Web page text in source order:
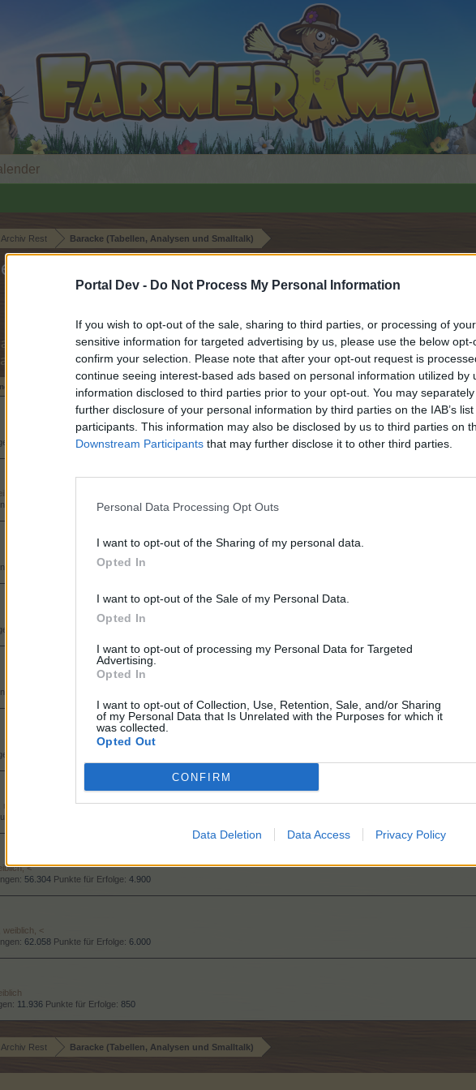
Portal Dev - Do Not Process My Personal Information
If you wish to opt-out of the sale, sharing to third parties, or processing of
sensitive information for targeted advertising by us, please use the below
confirm your selection. Please note that after your opt-out request is
continue seeing interest-based ads based on personal information utilized by
information disclosed to third parties prior to your opt-out. You may
further disclosure of your personal information by third parties on the IAB’s
participants. This information may also be disclosed by us to third parties on
Downstream Participants that may further disclose it to other third parties.
Personal Data Processing Opt Outs
I want to opt-out of the Sharing of my personal data.
Opted In
I want to opt-out of the Sale of my Personal Data.
Opted In
I want to opt-out of processing my Personal Data for Targeted
Advertising.
Opted In
I want to opt-out of Collection, Use, Retention, Sale, and/or Sharing
of my Personal Data that Is Unrelated with the Purposes for which it
was collected.
Opted Out
CONFIRM
Data Deletion Data Access Privacy Policy
Archiv Rest Baracke (Tabellen, Analysen und Smalltalk)
Beitrag #2971 gefällt
an den Gesprächen teilnehmen oder eigene Themen starten möchtest,
besitzt, bitte registriere Dich neu. Wir freuen uns auf Deinen
Smalltalk)
Punkte für Erfolge: 750
Punkte für Erfolge: 1.750
Punkte für Erfolge: 2.000
, männlich, <
<
56.304 Punkte für Erfolge: 4.900
, weiblich, <
62.058 Punkte für Erfolge: 6.000
11.936 Punkte für Erfolge: 850
Archiv Rest Baracke (Tabellen, Analysen und Smalltalk)